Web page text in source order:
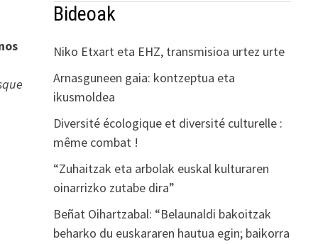
Bideoak
Niko Etxart eta EHZ, transmisioa urtez urte
Arnasguneen gaia: kontzeptua eta
ikusmoldea
Diversité écologique et diversité culturelle :
même combat !
“Zuhaitzak eta arbolak euskal kulturaren
oinarrizko zutabe dira”
Beñat Oihartzabal: “Belaunaldi bakoitzak
beharko du euskararen hautua egin; baikorra